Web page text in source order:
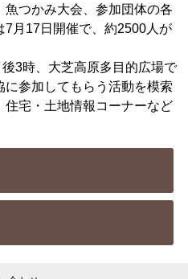
つかみ大会、参加団体の各
7月17日開催で、約2500人が
3時、大芝高原多目的広場で
参加してもらう活動を模索
宅・土地情報コーナーなど